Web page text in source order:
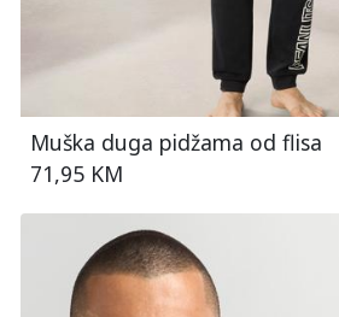
Muška duga pidžama od flisa
71,95 KM